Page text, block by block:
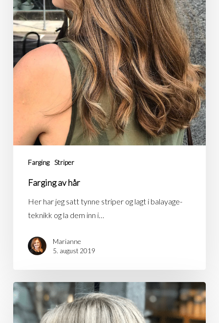
Farging Striper
Farging av hår
Her har jeg satt tynne striper og lagt i balayage-
teknikk og la dem inn i…
Marianne
5. august 2019
Babylights
–
Klassiske